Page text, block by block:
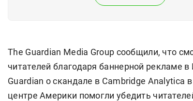
The Guardian Media Group сообщили, что
читателей благодаря баннерной рекламе
Guardian о скандале в Cambridge Analytica
центре Америки помогли убедить